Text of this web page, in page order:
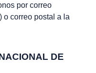
por correo
o correo postal a la
DE